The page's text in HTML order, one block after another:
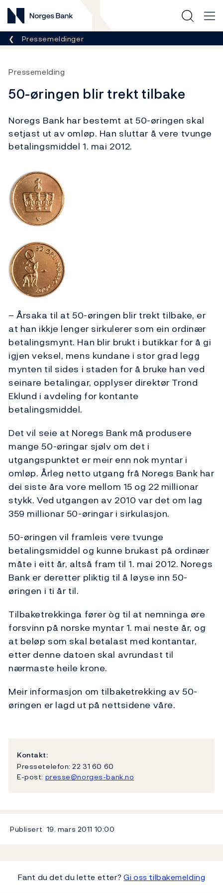
Norges Bank
Her er du nå:
Pressemeldinger
Pressemelding
50-øringen blir trekt tilbake
Noregs Bank har bestemt at 50-øringen skal
setjast ut av omløp. Han sluttar å vere tvunge
betalingsmiddel 1. mai 2012.
– Årsaka til at 50-øringen blir trekt tilbake, er
at han ikkje lenger sirkulerer som ein ordinær
betalingsmynt. Han blir brukt i butikkar for å gi
igjen veksel, mens kundane i stor grad legg
mynten til sides i staden for å bruke han ved
seinare betalingar, opplyser direktør Trond
Eklund i avdeling for kontante
betalingsmiddel.
Det vil seie at Noregs Bank må produsere
mange 50-øringar sjølv om det i
utgangspunktet er meir enn nok myntar i
omløp. Årleg netto utgang frå Noregs Bank har
dei siste åra vore mellom 15 og 22 millionar
stykk. Ved utgangen av 2010 var det om lag
359 millionar 50-øringar i sirkulasjon.
50-øringen vil framleis vere tvunge
betalingsmiddel og kunne brukast på ordinær
måte i eitt år, altså fram til 1. mai 2012. Noregs
Bank er deretter pliktig til å løyse inn 50-
øringen i ti år til.
Tilbaketrekkinga fører òg til at nemninga øre
forsvinn på norske myntar 1. mai neste år, og
at beløp som skal betalast med kontantar,
etter denne datoen skal avrundast til
nærmaste heile krone.
Meir informasjon om tilbaketrekking av 50-
øringen er lagd ut på nettsidene våre.
Kontakt:
Pressetelefon: 22 31 60 60
E-post: presse@norges-bank.no
Publisert 19. mars 2011 10:00
Fant du det du lette etter?Gi oss tilbakemelding